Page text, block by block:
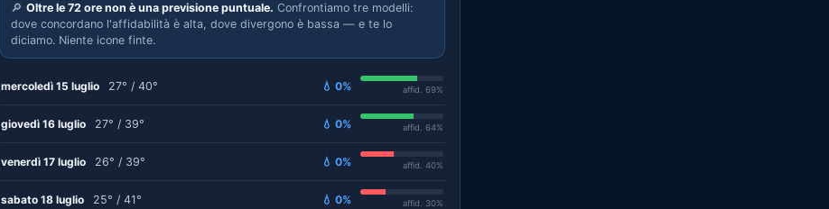
🔎 Oltre le 72 ore non è una previsione puntuale. Confrontiamo tre modelli:
dove concordano l'affidabilità è alta, dove divergono è bassa — e te lo
diciamo. Niente icone finte.
mercoledì 15 luglio 27° / 40° 💧 0% affid. 69%
giovedì 16 luglio 27° / 39° 💧 0% affid. 64%
venerdì 17 luglio 26° / 39° 💧 0% affid. 40%
sabato 18 luglio 25° / 41° 💧 0% affid. 30%